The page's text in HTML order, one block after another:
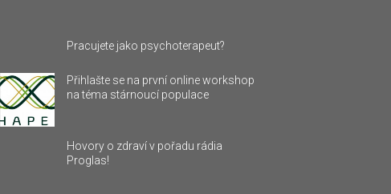
Pracujete jako psychoterapeut?
Přihlašte se na první online workshop
na téma stárnoucí populace
Hovory o zdraví v pořadu rádia
Proglas!